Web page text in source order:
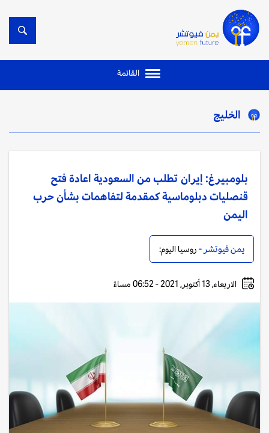
القائمة
الخليج
بلومبيرغ: إيران تطلب من السعودية اعادة فتح
قنصليات دبلوماسية كمقدمة لتفاهمات بشأن حرب
اليمن
يمن فيوتشر - روسيا اليوم:
الاربعاء, 13 أكتوبر, 2021 - 06:52 مساءً